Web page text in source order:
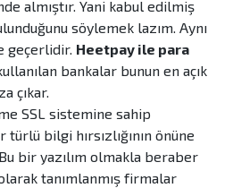
almıştır. Yani kabul edilmiş
söylemek lazım. Aynı
geçerlidir. Heetpay ile para
bankalar bunun en açık
çıkar.
SSL sistemine sahip
bilgi hırsızlığının önüne
bir yazılım olmakla beraber
tanımlanmış firmalar